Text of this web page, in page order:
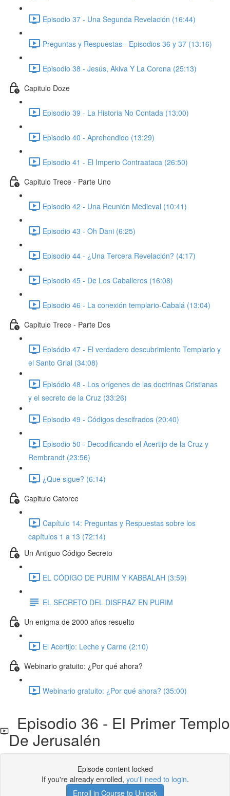
Episodio 37 - Una Segunda Revelación (16:44)
Preguntas y Respuestas - Episodios 36 y 37 (13:16)
Episodio 38 - Jesús, Akiva Y La Corona (25:13)
Capitulo Doze
Episodio 39 - La Historia No Contada (13:00)
Episodio 40 - Aprehendido (13:29)
Episodio 41 - El Imperio Contraataca (26:50)
Capitulo Trece - Parte Uno
Episodio 42 - Una Reunión Medieval (10:41)
Episodio 43 - Oh Dani (6:25)
Episodio 44 - ¿Una Tercera Revelación? (4:17)
Episodio 45 - De Los Caballeros (16:08)
Episodio 46 - La conexión templario-Cabalá (13:04)
Capitulo Trece - Parte Dos
Episódio 47 - El verdadero descubrimiento Templario y
el Santo Grial (34:08)
Episódio 48 - Los orígenes de las doctrinas Cristianas
y el secreto de la Cruz (33:26)
Episodio 49 - Códigos descifrados (20:40)
Episodio 50 - Decodificando el Acertijo de la Cruz y
Rembrandt (23:56)
¿Que sigue? (6:14)
Capitulo Catorce
Capítulo 14: Preguntas y Respuestas sobre los
capítulos 1 a 13 (72:14)
Un Antiguo Código Secreto
EL CÓDIGO DE PURIM Y KABBALAH (3:59)
EL SECRETO DEL DISFRAZ EN PURIM
Un enigma de 2000 años resuelto
El Acertijo: Leche y Carne (2:10)
Webinario gratuito: ¿Por qué ahora?
Webinario gratuito: ¿Por qué ahora? (35:00)
Episodio 36 - El Primer Templo
De Jerusalén
Episode content locked
If you're already enrolled, you'll need to login.
Enroll in Course to Unlock